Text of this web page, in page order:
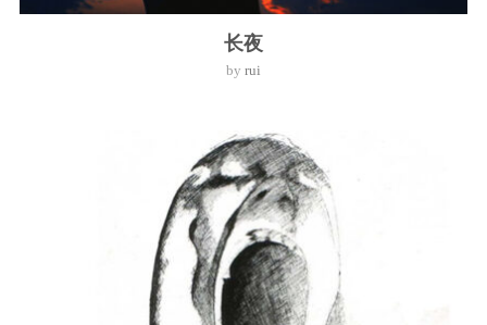
长夜
by rui